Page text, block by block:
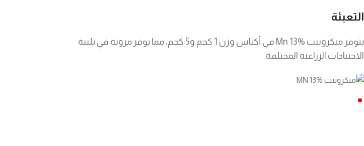
التعبئة
يتوفر ميكرونيت Mn 13% في أكياس وزن 1 كجم و5 كجم، مما يوفر مرونة في تلبية
الاحتياجات الزراعية المختلفة.